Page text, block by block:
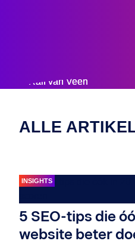
ALLE
INSIGHTS
5 SEO-tips die
website beter